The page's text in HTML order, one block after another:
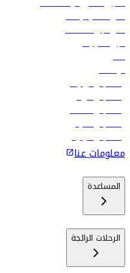
تسجيل الدخول لوكلاء السفر
أدنى أسعار الرحلات
فلاي دبي للعطلات
تأجير السيارات
فنادق
الوظائف
رحلات إلى تبيليسي
رحلات إلى الرياض
رحلات إلى مسقط
رحلات إلى ماليه
رحلات إلى كولومبو
معلومات عنا
المساعدة
الرحلات الرائجة